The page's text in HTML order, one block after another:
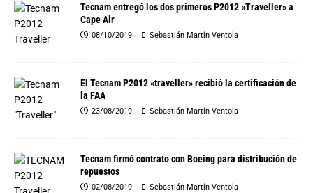
Tecnam entregó los dos primeros P2012 «Traveller» a
Cape Air
08/10/2019 Sebastián Martín Ventola
El Tecnam P2012 «traveller» recibió la certificación de
la FAA
23/08/2019 Sebastián Martín Ventola
Tecnam firmó contrato con Boeing para distribución de
repuestos
02/08/2019 Sebastián Martín Ventola